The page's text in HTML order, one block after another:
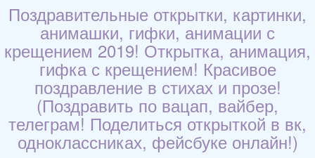
Поздравительные открытки, картинки,
анимашки, гифки, анимации с
крещением 2019! Открытка, анимация,
гифка с крещением! Красивое
поздравление в стихах и прозе!
(Поздравить по вацап, вайбер,
телеграм! Поделиться открыткой в вк,
одноклассниках, фейсбуке онлайн!)